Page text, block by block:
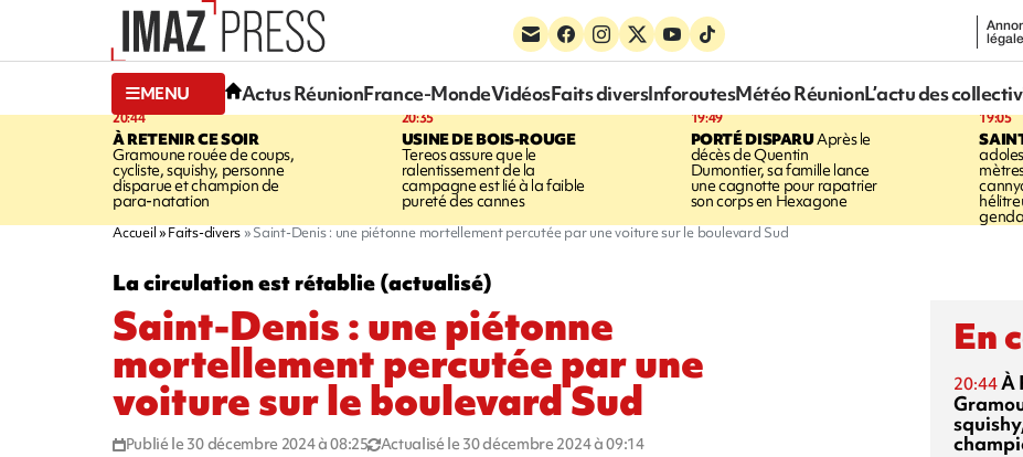
MENU Actus RéunionFrance-MondeVidéosFaits diversInforoutesMétéo RéunionL’actu des
20:44
À RETENIR CE SOIR
Gramoune rouée de coups,
cycliste, squishy, personne
disparue et champion de
para-natation
20:35
USINE DE BOIS-ROUGE
Tereos assure que le
ralentissement de la
campagne est lié à la faible
pureté des cannes
19:49
PORTÉ DISPARUAprès le
décès de Quentin
Dumontier, sa famille lance
une cagnotte pour rapatrier
son corps en Hexagone
19:05
Accueil Faits-divers Saint-Denis : une piétonne mortellement percutée par une voiture sur le boulevard Sud
La circulation est rétablie (actualisé)
Saint-Denis : une piétonne
mortellement percutée par une
voiture sur le boulevard Sud
Publié le 30 décembre 2024 à 08:25 Actualisé le 30 décembre 2024 à 09:14
En
20:44À